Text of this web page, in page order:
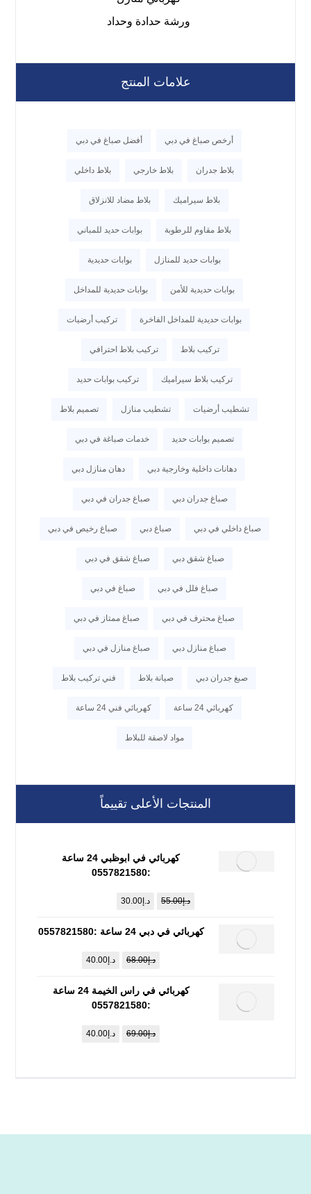
ورشة حدادة وحداد
علامات المنتج
أرخص صباغ في دبي أفضل صباغ في دبي
بلاط جدران بلاط خارجي بلاط داخلي
بلاط سيراميك بلاط مضاد للانزلاق
بلاط مقاوم للرطوبة بوابات حديد للمباني
بوابات حديد للمنازل بوابات حديدية
بوابات حديدية للأمن بوابات حديدية للمداخل
بوابات حديدية للمداخل الفاخرة تركيب أرضيات
تركيب بلاط تركيب بلاط احترافي
تركيب بلاط سيراميك تركيب بوابات حديد
تشطيب أرضيات تشطيب منازل تصميم بلاط
تصميم بوابات حديد خدمات صباغة في دبي
دهانات داخلية وخارجية دبي دهان منازل دبي
صباغ جدران دبي صباغ جدران في دبي
صباغ داخلي في دبي صباغ دبي صباغ رخيص في دبي
صباغ شقق دبي صباغ شقق في دبي
صباغ فلل في دبي صباغ في دبي
صباغ محترف في دبي صباغ ممتاز في دبي
صباغ منازل دبي صباغ منازل في دبي
صبغ جدران دبي صيانة بلاط فني تركيب بلاط
كهربائي 24 ساعة كهربائي فني 24 ساعة
مواد لاصقة للبلاط
المنتجات الأعلى تقييماً
كهربائي في ابوظبي 24 ساعة
:0557821580
د.إ55.00 د.إ30.00
كهربائي في دبي 24 ساعة :0557821580
د.إ68.00 د.إ40.00
كهربائي في راس الخيمة 24 ساعة
:0557821580
د.إ69.00 د.إ40.00